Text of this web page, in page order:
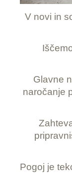
V novi in
Glavne
naročanje
Pogoj je